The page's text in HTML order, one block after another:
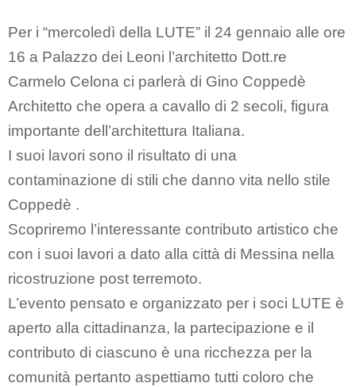
Per i “mercoledì della LUTE” il 24 gennaio alle ore
16 a Palazzo dei Leoni l’architetto Dott.re
Carmelo Celona ci parlerà di Gino Coppedè
Architetto che opera a cavallo di 2 secoli, figura
importante dell’architettura Italiana.
I suoi lavori sono il risultato di una
contaminazione di stili che danno vita nello stile
Coppedè .
Scopriremo l’interessante contributo artistico che
con i suoi lavori a dato alla città di Messina nella
ricostruzione post terremoto.
L’evento pensato e organizzato per i soci LUTE è
aperto alla cittadinanza, la partecipazione e il
contributo di ciascuno è una ricchezza per la
comunità pertanto aspettiamo tutti coloro che